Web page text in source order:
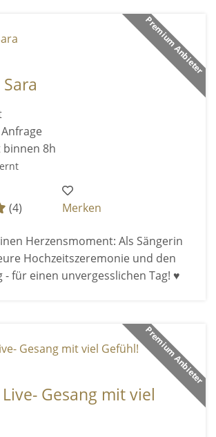
Premium Anbieter
8h
(4)
Merken
Herzensmoment: Als Sängerin
Hochzeitszeremonie und den
- für einen unvergesslichen Tag! ♥
Premium Anbieter
Gesang mit viel